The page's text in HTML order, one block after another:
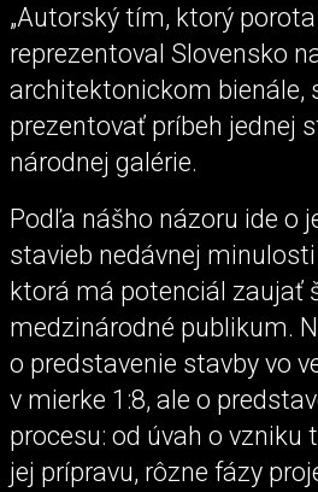
„Autorský tím, ktorý
reprezentoval Slovensko
architektonickom bienále,
prezentovať príbeh jednej
národnej galérie.
Podľa nášho názoru ide o
stavieb nedávnej
ktorá má potenciál zaujať
medzinárodné publikum.
o predstavenie stavby vo
v mierke 1:8, ale o
procesu: od úvah o vzniku
jej prípravu, rôzne fázy